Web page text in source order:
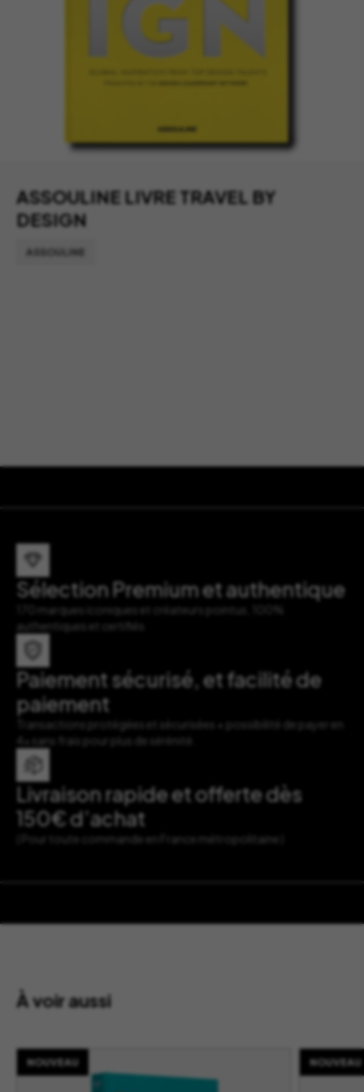
ASSOULINE LIVRE TRAVEL BY
DESIGN
ASSOULINE
Sélection Premium et authentique
170 marques iconiques et créateurs pointus, 100%
authentiques et certifiés
Paiement sécurisé, et facilité de
paiement
Transactions protégées et sécurisées + possibilité de payer en
4x sans frais pour plus de sérénité.
Livraison rapide et offerte dès
150€ d’achat
( Pour toute commande en France métropolitaine )
À voir aussi
NOUVEAU NOUVEAU